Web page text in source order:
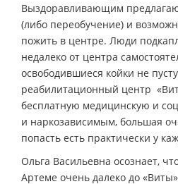
Выздоравливающим
(либо переобучение) и
пожить в центре. Люди
недалеко от центра
освободившиеся койки не
реабилитационный центр
бесплатную медицинскую и
и наркозависимым, большая
попасть есть практически у
Ольга Васильевна осознает,
Артеме очень далеко до